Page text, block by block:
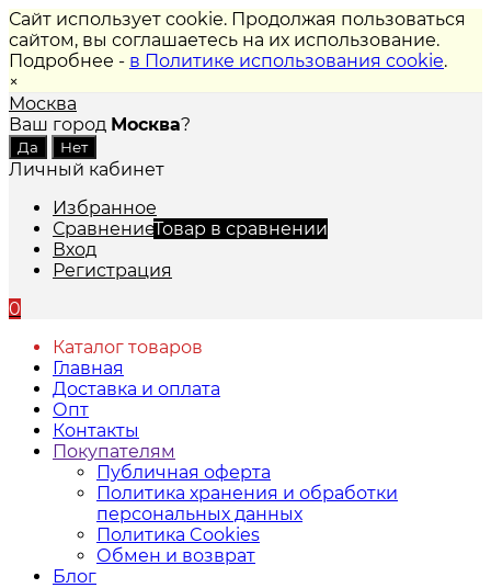
Сайт использует cookie. Продолжая пользоваться
сайтом, вы соглашаетесь на их использование.
Подробнее - в Политике использования cookie.
×
Москва
Ваш город Москва?
Личный кабинет
Избранное
СравнениеТовар в сравнении
Вход
Регистрация
0
Каталог товаров
Главная
Доставка и оплата
Опт
Контакты
Покупателям
Публичная оферта
Политика хранения и обработки
персональных данных
Политика Cookies
Обмен и возврат
Блог